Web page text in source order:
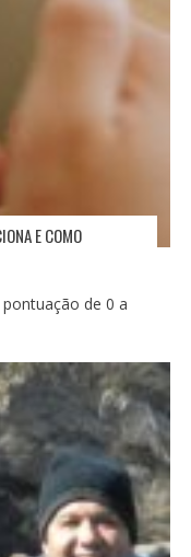
E COMO
de 0 a